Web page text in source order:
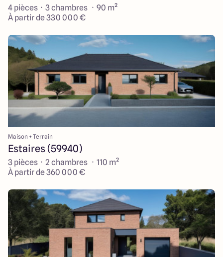
4 pièces · 3 chambres · 90 m²
À partir de 330 000 €
Maison + Terrain
Estaires (59940)
3 pièces · 2 chambres · 110 m²
À partir de 360 000 €